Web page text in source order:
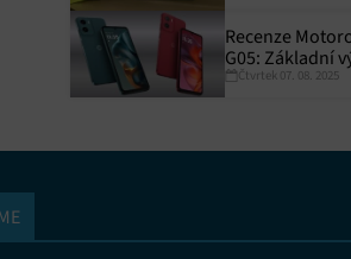
Recenze
G05: Základní
skvělá výdrž
Čtvrtek 07. 08. 2025